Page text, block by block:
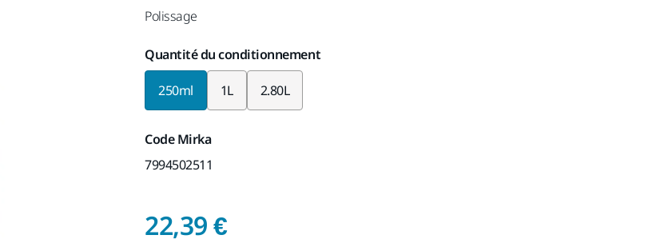
Polissage
Quantité du conditionnement
250ml 1L 2.80L
Code Mirka
7994502511
22,39 €Prix de vente conseillé avec TVA 20